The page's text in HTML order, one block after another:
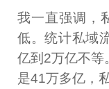
我一直强调，
低。统计私域
亿到2万亿不等
是41万多亿，